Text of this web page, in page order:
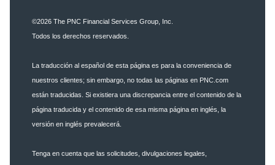
©2026 The PNC Financial Services Group, Inc.
Todos los derechos reservados.
La traducción al español de esta página es para la conveniencia de
nuestros clientes; sin embargo, no todas las páginas en PNC.com
están traducidas. Si existiera una discrepancia entre el contenido de la
página traducida y el contenido de esa misma página en inglés, la
versión en inglés prevalecerá.
Tenga en cuenta que las solicitudes, divulgaciones legales,